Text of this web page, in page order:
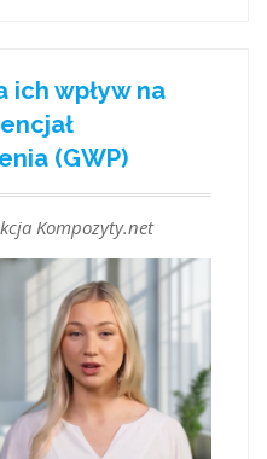
ich wpływ na
(GWP)
Kompozyty.net